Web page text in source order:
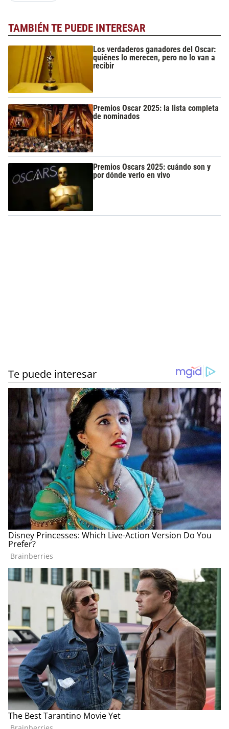
TAMBIÉN TE PUEDE INTERESAR
Los verdaderos ganadores del Oscar:
quiénes lo merecen, pero no lo van a
recibir
Premios Oscar 2025: la lista completa
de nominados
Premios Oscars 2025: cuándo son y
por dónde verlo en vivo